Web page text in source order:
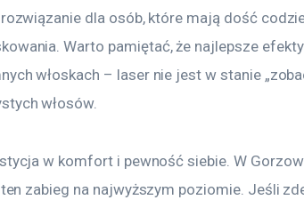
dla osób, które mają dość
Warto pamiętać, że najlepsze
włoskach – laser nie jest w stanie
włosów.
w komfort i pewność siebie. W
zabieg na najwyższym poziomie. Jeśli